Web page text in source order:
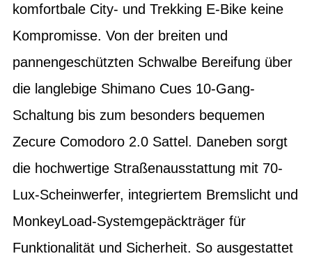
komfortbale City- und Trekking E-Bike keine
Kompromisse. Von der breiten und
pannengeschützten Schwalbe Bereifung über
die langlebige Shimano Cues 10-Gang-
Schaltung bis zum besonders bequemen
Zecure Comodoro 2.0 Sattel. Daneben sorgt
die hochwertige Straßenausstattung mit 70-
Lux-Scheinwerfer, integriertem Bremslicht und
MonkeyLoad-Systemgepäckträger für
Funktionalität und Sicherheit. So ausgestattet